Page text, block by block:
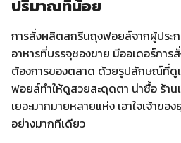
ปริมาณที่น้อย
การสั่งผลิตสกรีนถุงฟอยล์จากผู้ประ
อาหารที่บรรจุซองขาย มีออเดอร์การ
ต้องการของตลาด ด้วยรูปลักษณ์ที่ดู
ฟอยล์ทำให้ดูสวยสะดุดตา น่าซื้อ ร้า
เยอะมากมายหลายแห่ง เอาใจเจ้าขอ
อย่างมากทีเดียว